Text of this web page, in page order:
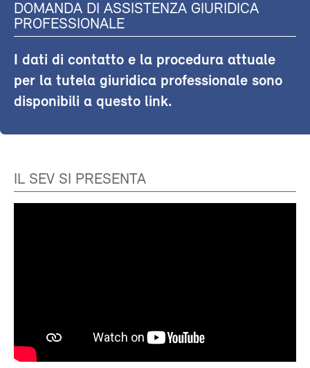
DOMANDA DI ASSISTENZA GIURIDICA
PROFESSIONALE
I dati di contatto e la procedura attuale
per la tutela giuridica professionale sono
disponibili a questo link.
IL SEV SI PRESENTA